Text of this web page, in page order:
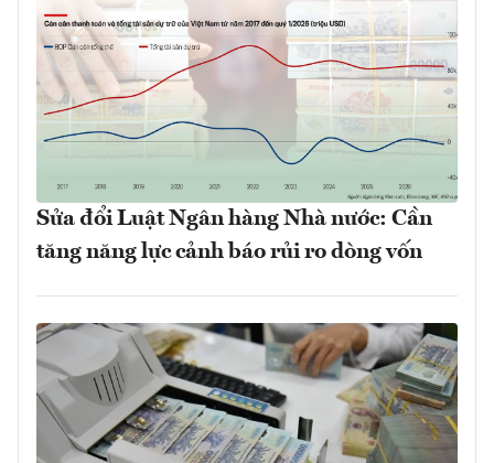
Sửa đổi Luật Ngân hàng Nhà nước: Cần
tăng năng lực cảnh báo rủi ro dòng vốn